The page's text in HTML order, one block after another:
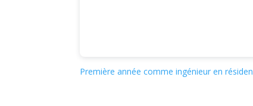
Première année comme ingénieur en